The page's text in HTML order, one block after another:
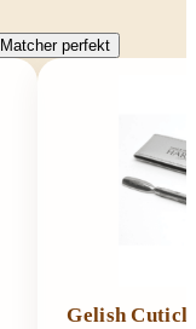
Matcher perfekt
Gelish